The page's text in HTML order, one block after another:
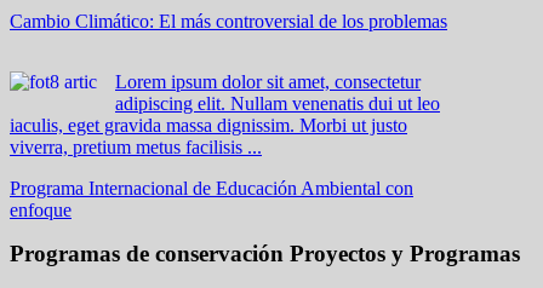
Cambio Climático: El más controversial de los problemas
Lorem ipsum dolor sit amet, consectetur
adipiscing elit. Nullam venenatis dui ut leo
iaculis, eget gravida massa dignissim. Morbi ut justo
viverra, pretium metus facilisis ...
Programa Internacional de Educación Ambiental con
enfoque
Programas de conservación Proyectos y Programas